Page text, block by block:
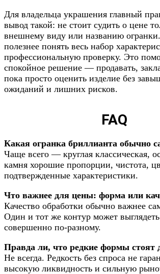
Для владельца украшения главный
вывод такой: не стоит судить о цене
внешнему виду или названию
полезнее понять весь набор
профессиональную проверку. Это
спокойное решение — продавать,
пока просто оценить изделие без
ожиданий и лишних рисков.
FAQ
Какая огранка бриллианта обычно
Чаще всего — круглая классическая,
камня хорошие пропорции, чистота,
подтвержденные характеристики.
Что важнее для цены: форма или
Качество обработки обычно важнее
Один и тот же контур может
совершенно по-разному.
Правда ли, что редкие формы стоят
Не всегда. Редкость без спроса не
высокую ликвидность и сильную